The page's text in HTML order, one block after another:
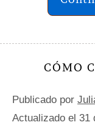
CÓMO
Publicado por
Actualizado el 31